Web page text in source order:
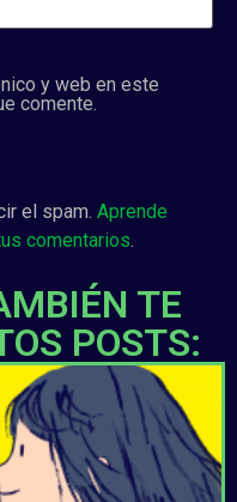
y web en este
comente.
el spam. Aprende
comentarios.
TE
POSTS: